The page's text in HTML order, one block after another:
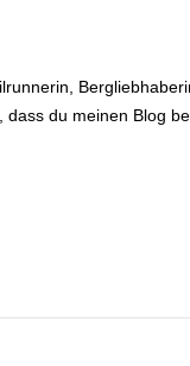
dass du meinen Blog